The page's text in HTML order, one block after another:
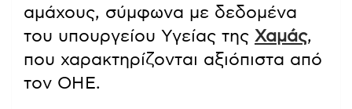
αμάχους, σύμφωνα με δεδομένα
του υπουργείου Υγείας της Χαμάς,
που χαρακτηρίζονται αξιόπιστα από
τον ΟΗΕ.